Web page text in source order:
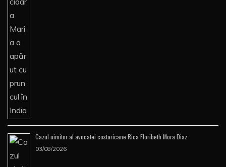
Cazul uimitor al avocatei costaricane Rica Floribeth Mora Diaz
03/08/2026